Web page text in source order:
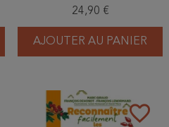
24,90 €
AJOUTER AU PANIER
favorite_border